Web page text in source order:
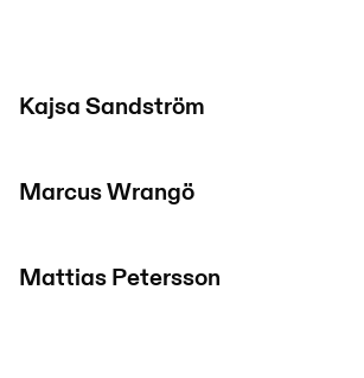
Kajsa Sandström
Marcus Wrangö
Mattias Petersson